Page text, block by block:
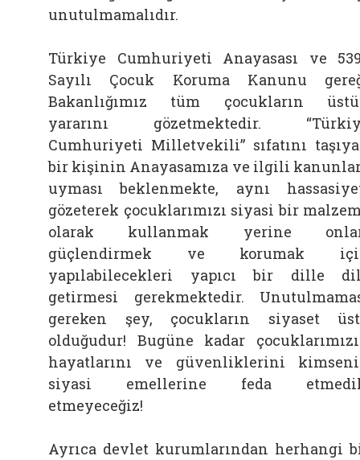
unutulmamalıdır.
Türkiye Cumhuriyeti Anayasası ve
Sayılı Çocuk Koruma Kanunu
Bakanlığımız tüm çocukların
yararını gözetmektedir.
Cumhuriyeti Milletvekili” sıfatını
bir kişinin Anayasamıza ve ilgili
uyması beklenmekte, aynı
gözeterek çocuklarımızı siyasi bir
olarak kullanmak yerine
güçlendirmek ve korumak
yapılabilecekleri yapıcı bir dille
getirmesi gerekmektedir.
gereken şey, çocukların siyaset
olduğudur! Bugüne kadar
hayatlarını ve güvenliklerini
siyasi emellerine feda
etmeyeceğiz!
Ayrıca devlet kurumlarından herhangi